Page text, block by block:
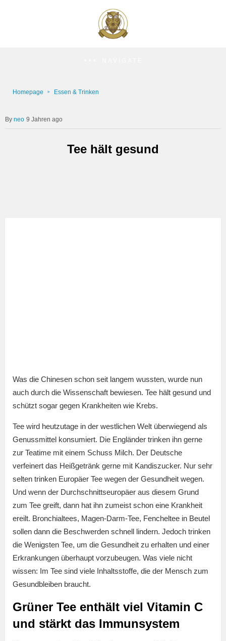
Homepage Essen & Trinken
neo 9 Jahren ago
Tee hält gesund
Was die Chinesen schon seit langem wussten, wurde nun
auch durch die Wissenschaft bewiesen. Tee hält gesund und
schützt sogar gegen Krankheiten wie Krebs.
Tee wird heutzutage in der westlichen Welt überwiegend als
Genussmittel konsumiert. Die Engländer trinken ihn gerne
zur Teatime mit einem Schuss Milch. Der Deutsche
verfeinert das Heißgetränk gerne mit Kandiszucker. Nur sehr
selten trinken Europäer Tee wegen der Gesundheit wegen.
Und wenn der Durchschnittseuropäer aus diesem Grund
zum Tee greift, dann hat ihn zumeist schon eine Krankheit
ereilt. Bronchialtees, Magen-Darm-Tee, Fencheltee in Beutel
sollen dann die Beschwerden schnell lindern. Jedoch trinken
die Wenigsten Tee, um die Gesundheit zu erhalten und einer
Erkrankungen überhaupt vorzubeugen. Was viele nicht
wissen: Im Tee sind viele Inhaltsstoffe, die der Mensch zum
Gesundbleiben braucht.
Grüner Tee enthält viel Vitamin C
und stärkt das Immunsystem